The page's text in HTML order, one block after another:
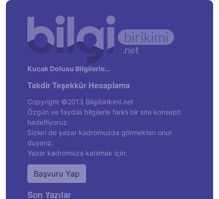
Kucak Dolusu Bilgilerle…
Takdir Teşekkür Hesaplama
Copyright ©2013 Bilgibirikimi.net
Özgün ve faydalı bilgilerle farklı bir site konsepti
hedefliyoruz.
Sizleri de yazar kadromuzda görmekten onur
duyarız.
Yazar kadromuza katılmak için:
Başvuru Yap
Son Yazılar